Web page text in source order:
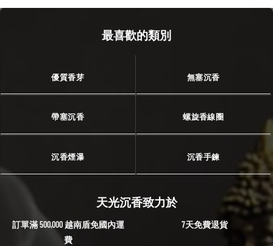
最喜歡的類別
優質香芽 無塞沉香
帶塞沉香 螺旋香線圈
沉香煙瀑 沉香手鍊
天光沉香致力於
訂單滿 500,000 越南盾免國內運
費
7天免費退貨